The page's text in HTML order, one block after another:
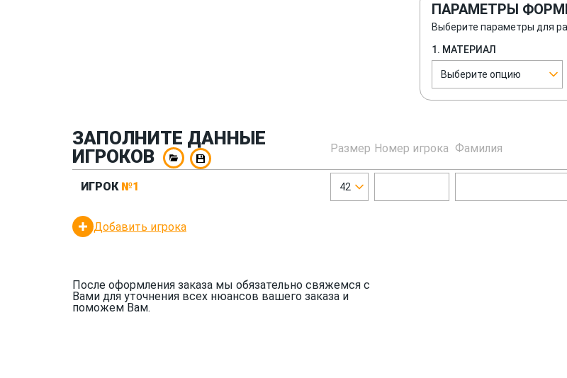
ПАРАМЕТРЫ
Выберите параметры для
1. МАТЕРИАЛ
Выберите опцию
ЗАПОЛНИТЕ ДАННЫЕ
ИГРОКОВ
Размер Номер игрока Фамилия
ИГРОК №1 42
Добавить игрока
После оформления заказа мы обязательно свяжемся с
Вами для уточнения всех нюансов вашего заказа и
поможем Вам.